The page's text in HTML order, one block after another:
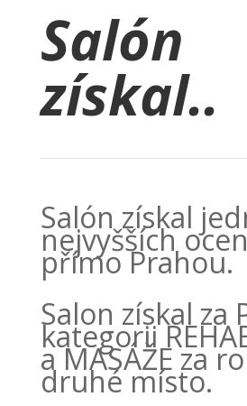
Salón
získal..
Salón získal
nejvyšších
přímo Prahou.
Salon získal za
kategorii
a MASÁŽE za
druhé místo.